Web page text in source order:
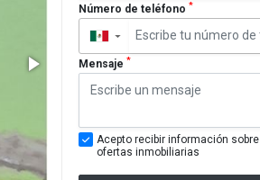
Número de teléfono *
▼
Mensaje *
Acepto recibir información sobre
ofertas inmobiliarias